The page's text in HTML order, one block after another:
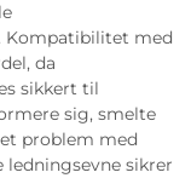
med
da
sikkert til
sig, smelte
problem med
sikrer